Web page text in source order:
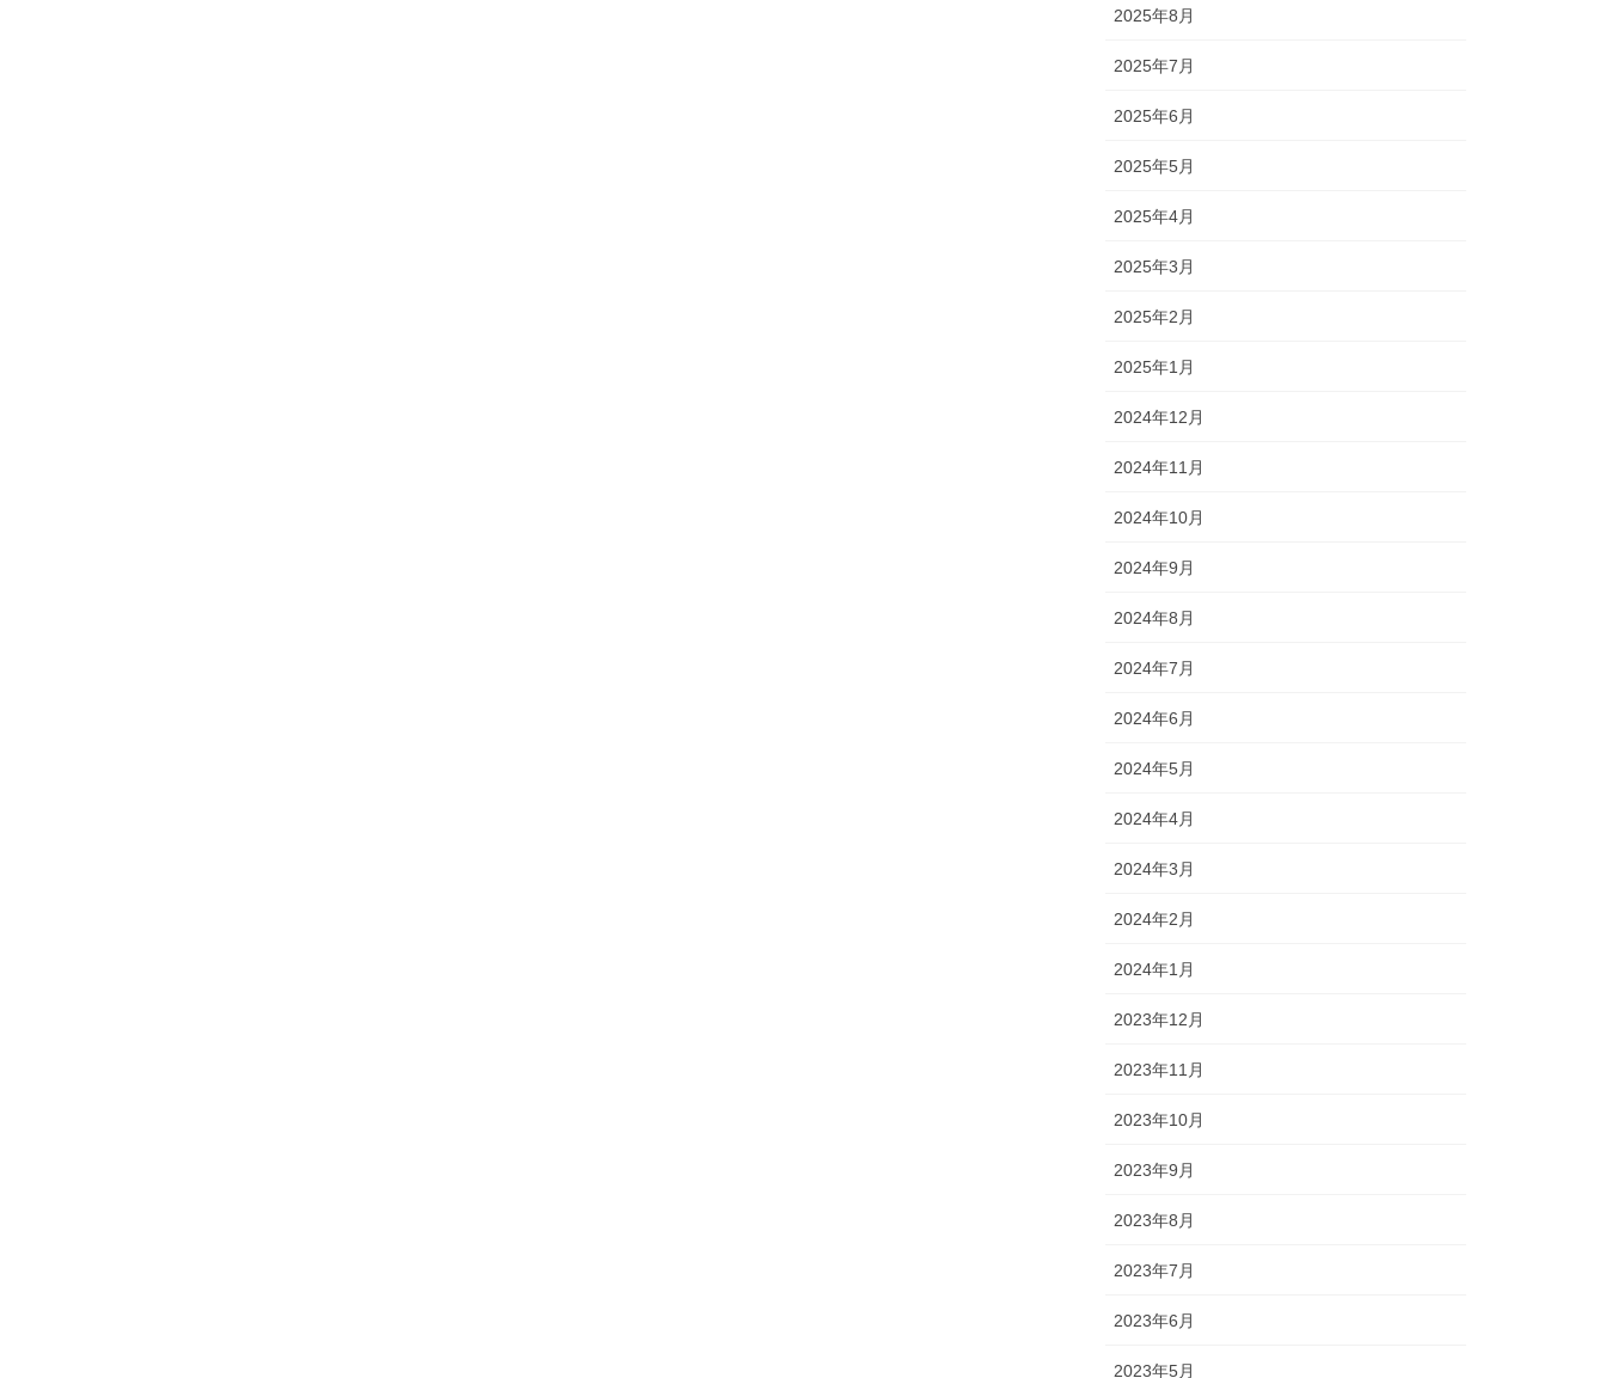
2025年8月
2025年7月
2025年6月
2025年5月
2025年4月
2025年3月
2025年2月
2025年1月
2024年12月
2024年11月
2024年10月
2024年9月
2024年8月
2024年7月
2024年6月
2024年5月
2024年4月
2024年3月
2024年2月
2024年1月
2023年12月
2023年11月
2023年10月
2023年9月
2023年8月
2023年7月
2023年6月
2023年5月